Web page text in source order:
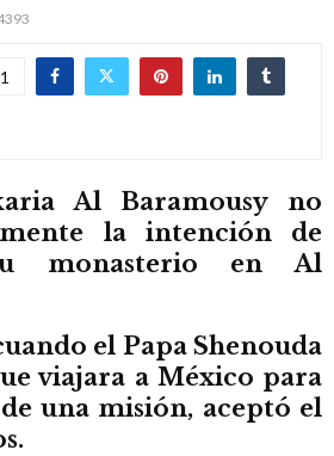
1
Al Baramousy no
la intención de
monasterio en Al
el Papa Shenouda
viajara a México para
una misión, aceptó el